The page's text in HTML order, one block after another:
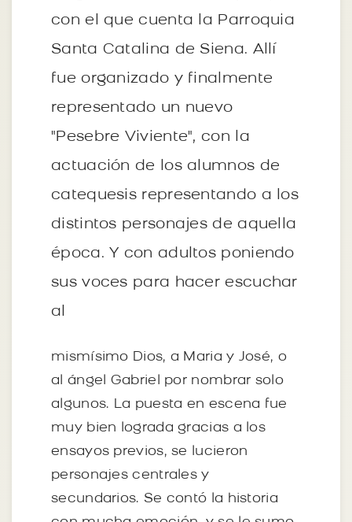
con el que cuenta la Parroquia
Santa Catalina de Siena. Allí
fue organizado y finalmente
representado un nuevo
"Pesebre Viviente", con la
actuación de los alumnos de
catequesis representando a los
distintos personajes de aquella
época. Y con adultos poniendo
sus voces para hacer escuchar
al
mismísimo Dios, a Maria y José, o
al ángel Gabriel por nombrar solo
algunos. La puesta en escena fue
muy bien lograda gracias a los
ensayos previos, se lucieron
personajes centrales y
secundarios. Se contó la historia